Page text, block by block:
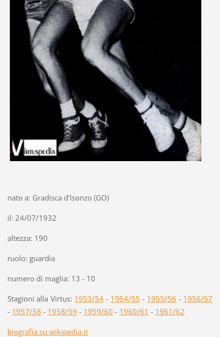
nato a: Gradisca d'Isonzo (GO)
il: 24/07/1932
altezza: 190
ruolo: guardia
numero di maglia: 13 - 10
Stagioni alla Virtus: 1953/54 - 1954/55 - 1955/56 - 1956/57
- 1957/58 - 1958/59 - 1959/60 - 1960/61 - 1961/62
biografia su wikipedia.it